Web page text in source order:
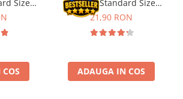
Size
Sleeves Standard Size
Transparent (100)
21,90 RON
ADAUGA IN COS